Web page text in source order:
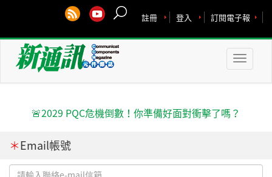
訂閱電子報
登入
註冊
Toggle
🚨2029 PQC危機倒數！你準備好面對衝擊了嗎？
＊Email帳號